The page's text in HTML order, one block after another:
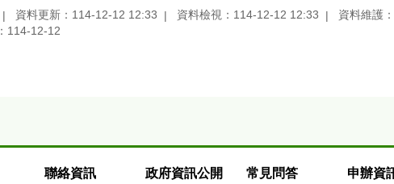
資料更新：114-12-12 12:33 資料檢視：114-12-12 12:33
資料維護
114-12-12
聯絡資訊 政府資訊公開 常見問答 申辦資